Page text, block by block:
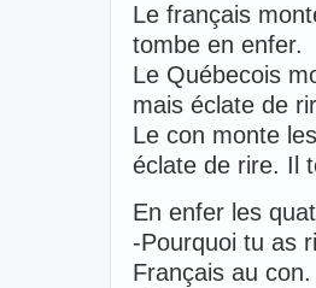
Le français
tombe en enfer.
Le Québecois
mais éclate de
Le con monte
éclate de rire. Il
En enfer les
-Pourquoi tu as
Français au con.